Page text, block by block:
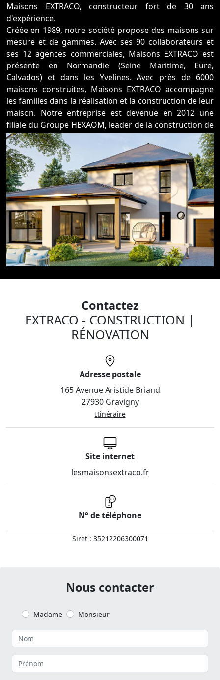
Maisons EXTRACO, constructeur fort de 30 ans
d'expérience.
Créée en 1989, notre société propose des maisons sur
mesure et de gammes. Avec ses 90 collaborateurs et
ses 12 agences commerciales, Maisons EXTRACO est
présente en Normandie (Seine Maritime, Eure,
Calvados) et dans les Yvelines. Avec près de 6000
maisons construites, Maisons EXTRACO accompagne
les familles dans la réalisation et la construction de leur
maison. Notre entreprise est devenue en 2012 une
filiale du Groupe HEXAOM, leader de la construction de
maisons individuelles en France. Faire le choix de
construire avec Maisons EXTRACO c’est s’assurer les
garanties et le savoir-faire d’un grand groupe et d’un
contrat encadré juridiquement. Bénéficier de
l’accompagnement de 90 collaborateurs à votre écoute,
qui vous accompagnent à chaque étape de votre
projet. De la réalisation de vos plans par notre bureau
d’étude, la recherche de votre terrain,
l’accompagnement pour la constitution de votre
dossier de financement, le suivi de votre chantier par
nos conducteurs de travaux jusqu’à la remise de vos
clés, nous sommes à vos côtés à chaque étape de votre
construction.
Contactez
EXTRACO - CONSTRUCTION |
RÉNOVATION
Adresse postale
165 Avenue Aristide Briand
27930 Gravigny
Itinéraire
Site internet
lesmaisonsextraco.fr
N° de téléphone
Siret : 35212206300071
Nous contacter
Madame Monsieur